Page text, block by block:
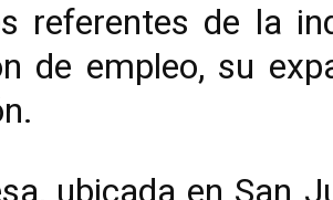
referentes de la
de empleo, su
ubicada en San